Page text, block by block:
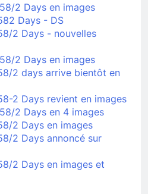
2 Days en images
Days - DS
2 Days - nouvelles
2 Days en images
2 days arrive bientôt en
2 Days revient en images
2 Days en 4 images
2 Days en images
2 Days annoncé sur
2 Days en images et